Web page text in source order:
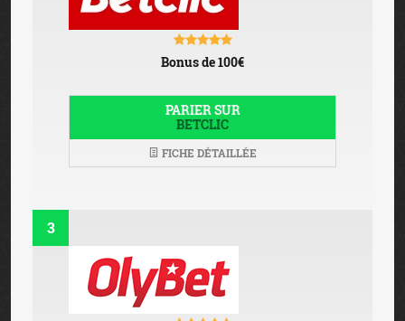
Bonus de 100€
PARIER SUR
BETCLIC
FICHE DÉTAILLÉE
3